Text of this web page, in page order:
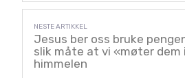
Jesus ber oss bruke
slik måte at vi «møter dem
himmelen